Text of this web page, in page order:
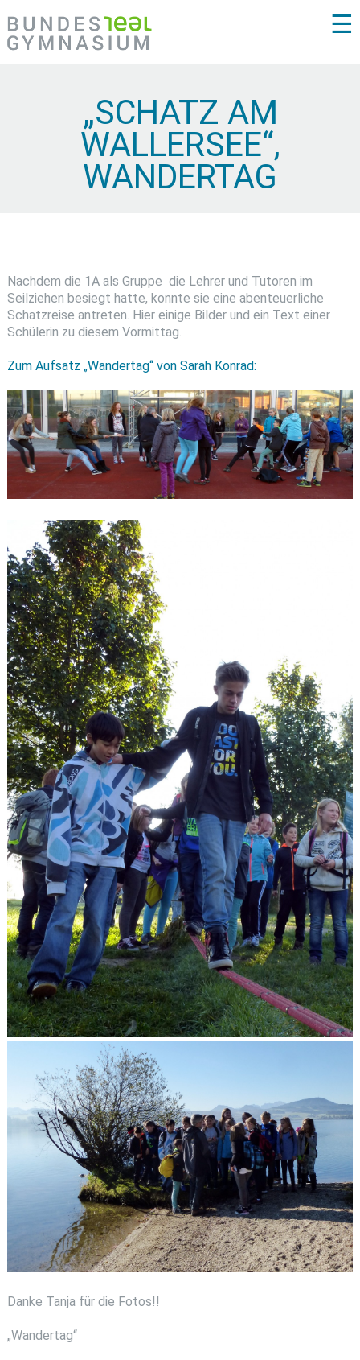
☰
„SCHATZ AM
WALLERSEE“,
WANDERTAG
Nachdem die 1A als Gruppe die Lehrer und Tutoren im
Seilziehen besiegt hatte, konnte sie eine abenteuerliche
Schatzreise antreten. Hier einige Bilder und ein Text einer
Schülerin zu diesem Vormittag.
Zum Aufsatz „Wandertag“ von Sarah Konrad:
Danke Tanja für die Fotos!!
„Wandertag“